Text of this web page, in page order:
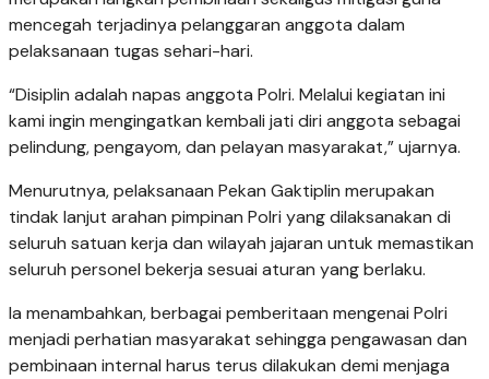
mencegah terjadinya pelanggaran anggota dalam
pelaksanaan tugas sehari-hari.
“Disiplin adalah napas anggota Polri. Melalui kegiatan ini
kami ingin mengingatkan kembali jati diri anggota sebagai
pelindung, pengayom, dan pelayan masyarakat,” ujarnya.
Menurutnya, pelaksanaan Pekan Gaktiplin merupakan
tindak lanjut arahan pimpinan Polri yang dilaksanakan di
seluruh satuan kerja dan wilayah jajaran untuk memastikan
seluruh personel bekerja sesuai aturan yang berlaku.
Ia menambahkan, berbagai pemberitaan mengenai Polri
menjadi perhatian masyarakat sehingga pengawasan dan
pembinaan internal harus terus dilakukan demi menjaga